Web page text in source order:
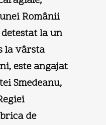
Românii
la un
la vârsta
este angajat
Smedeanu,
de